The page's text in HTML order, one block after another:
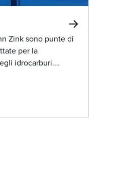
Zink sono punte di
per la
idrocarburi.